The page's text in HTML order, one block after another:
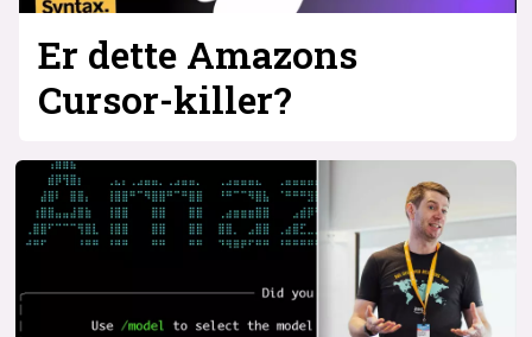
Er dette Amazons
Cursor-killer?